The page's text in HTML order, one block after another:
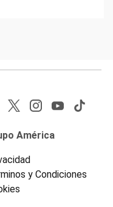
América
y Condiciones